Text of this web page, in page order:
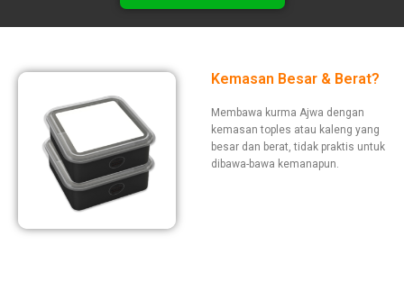
Kemasan Besar & Berat?
Membawa kurma Ajwa dengan
kemasan toples atau kaleng yang
besar dan berat, tidak praktis untuk
dibawa-bawa kemanapun.